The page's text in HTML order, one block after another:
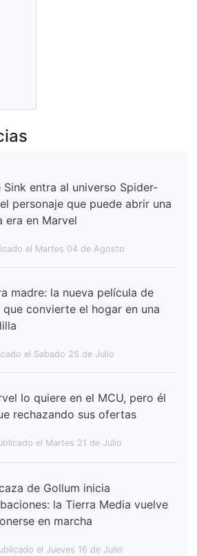
Sink entra al universo Spider-
personaje que puede abrir una
era en Marvel
el Martes 04 de Agosto
madre: la nueva película de
convierte el hogar en una
el Sabado 25 de Julio
lo quiere en el MCU, pero él
rechazando sus ofertas
el Martes 21 de Julio
de Gollum inicia
la Tierra Media vuelve
en marcha
el Jueves 16 de Julio